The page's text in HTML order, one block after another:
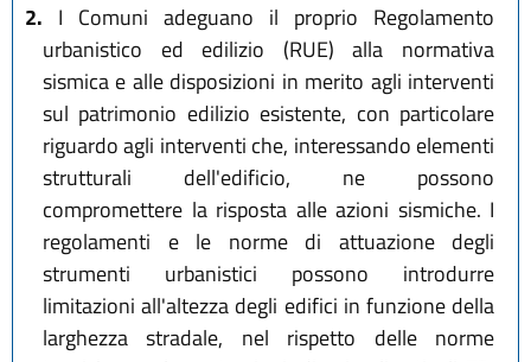
2. I Comuni adeguano il proprio Regolamento
urbanistico ed edilizio (RUE) alla normativa
sismica e alle disposizioni in merito agli interventi
sul patrimonio edilizio esistente, con particolare
riguardo agli interventi che, interessando elementi
strutturali dell'edificio, ne possono
compromettere la risposta alle azioni sismiche. I
regolamenti e le norme di attuazione degli
strumenti urbanistici possono introdurre
limitazioni all'altezza degli edifici in funzione della
larghezza stradale, nel rispetto delle norme